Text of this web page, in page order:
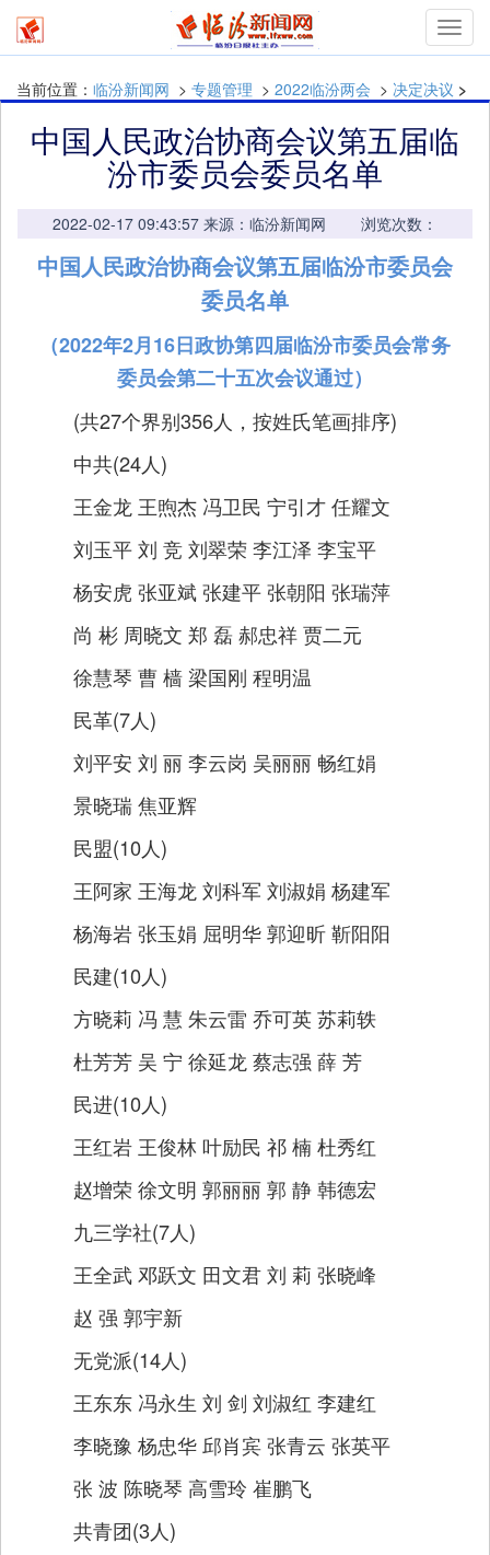
当前位置： 临汾新闻网 > 专题管理 > 2022临汾两会 > 决定决议 >
中国人民政治协商会议第五届临
汾市委员会委员名单
2022-02-17 09:43:57 来源：临汾新闻网 浏览次数：
中国人民政治协商会议第五届临汾市委员会
委员名单
（2022年2月16日政协第四届临汾市委员会常务
委员会第二十五次会议通过）
(共27个界别356人，按姓氏笔画排序)
中共(24人)
王金龙 王煦杰 冯卫民 宁引才 任耀文
刘玉平 刘 竞 刘翠荣 李江泽 李宝平
杨安虎 张亚斌 张建平 张朝阳 张瑞萍
尚 彬 周晓文 郑 磊 郝忠祥 贾二元
徐慧琴 曹 樯 梁国刚 程明温
民革(7人)
刘平安 刘 丽 李云岗 吴丽丽 畅红娟
景晓瑞 焦亚辉
民盟(10人)
王阿家 王海龙 刘科军 刘淑娟 杨建军
杨海岩 张玉娟 屈明华 郭迎昕 靳阳阳
民建(10人)
方晓莉 冯 慧 朱云雷 乔可英 苏莉轶
杜芳芳 吴 宁 徐延龙 蔡志强 薛 芳
民进(10人)
王红岩 王俊林 叶励民 祁 楠 杜秀红
赵增荣 徐文明 郭丽丽 郭 静 韩德宏
九三学社(7人)
王全武 邓跃文 田文君 刘 莉 张晓峰
赵 强 郭宇新
无党派(14人)
王东东 冯永生 刘 剑 刘淑红 李建红
李晓豫 杨忠华 邱肖宾 张青云 张英平
张 波 陈晓琴 高雪玲 崔鹏飞
共青团(3人)